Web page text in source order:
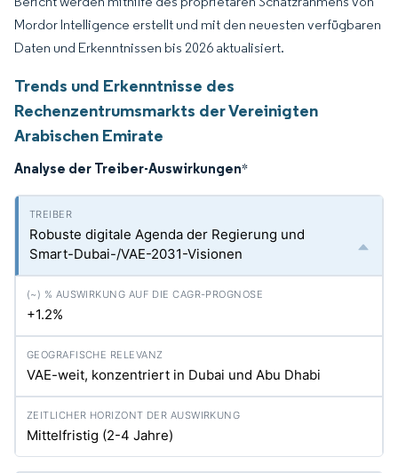
Mordor Intelligence erstellt und mit den neuesten verfügbaren
Daten und Erkenntnissen bis 2026 aktualisiert.
Trends und Erkenntnisse des
Rechenzentrumsmarkts der Vereinigten
Arabischen Emirate
Analyse der Treiber-Auswirkungen*
Robuste digitale Agenda der Regierung und
Smart-Dubai-/VAE-2031-Visionen
+1.2%
VAE-weit, konzentriert in Dubai und Abu Dhabi
Mittelfristig (2-4 Jahre)